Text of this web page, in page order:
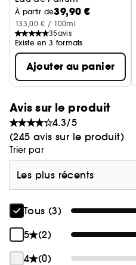
À partir de39,90 €
133,00 € / 100ml
35avis
Existe en 3 formats
Ajouter au panier
Avis sur le produit
4.3/5
(245 avis sur le produit)
Trier par
Les plus récents
Tous (3)
5
(2)
4
(0)